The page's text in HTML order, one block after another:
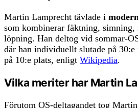
Martin Lamprecht tävlade i
som kombinerar fäktning,
löpning. Han deltog vid sommar-
där han individuellt slutade på
på 10:e plats, enligt Wikipedia.
Vilka meriter har Martin
Förutom OS-deltagandet tog